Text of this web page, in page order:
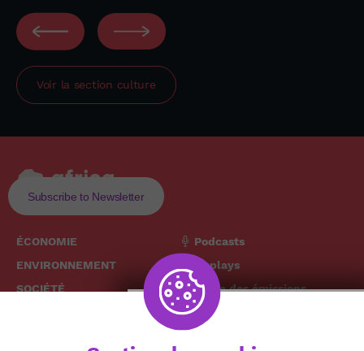
Voir la section culture
Subscribe to Newsletter
ÉCONOMIE
ENVIRONNEMENT
SOCIÉTÉ
Podcasts
Replays
Grille des émissions